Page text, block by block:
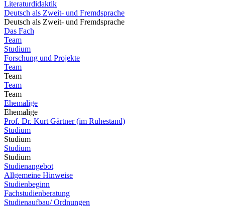
Literaturdidaktik
Deutsch als Zweit- und Fremdsprache
Deutsch als Zweit- und Fremdsprache
Das Fach
Team
Studium
Forschung und Projekte
Team
Team
Team
Team
Ehemalige
Ehemalige
Prof. Dr. Kurt Gärtner (im Ruhestand)
Studium
Studium
Studium
Studium
Studienangebot
Allgemeine Hinweise
Studienbeginn
Fachstudienberatung
Studienaufbau/ Ordnungen